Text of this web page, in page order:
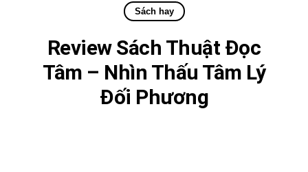
Sách hay
Review Sách Thuật Đọc
Tâm – Nhìn Thấu Tâm Lý
Đối Phương